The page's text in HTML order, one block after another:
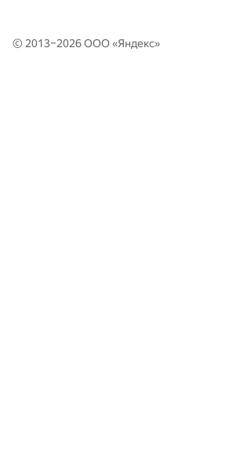
© 2013–2026 ООО «Яндекс»